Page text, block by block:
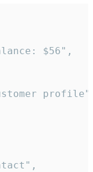
$56",